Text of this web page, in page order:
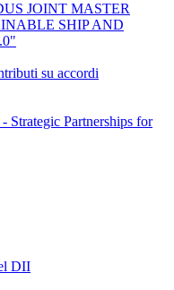
JOINT MASTER
SHIP AND
su accordi
Partnerships for
DII